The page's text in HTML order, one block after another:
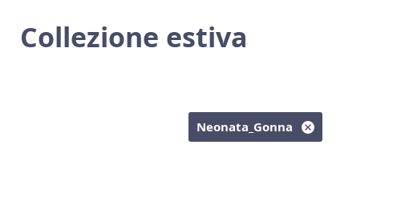
Collezione estiva
Neonata_Gonna